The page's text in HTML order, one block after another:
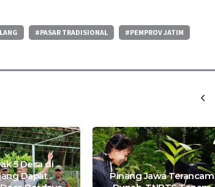
#PASAR TRADISIONAL #PEMPROV JATIM
5 Desa di
Dapat
Pinang Jawa Terancam